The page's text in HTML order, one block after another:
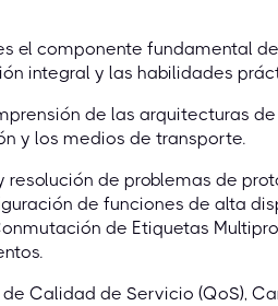
el componente fundamental
integral y las habilidades
de las arquitecturas
y los medios de transporte.
resolución de problemas de
de funciones de alta
de Etiquetas
Calidad de Servicio (QoS),